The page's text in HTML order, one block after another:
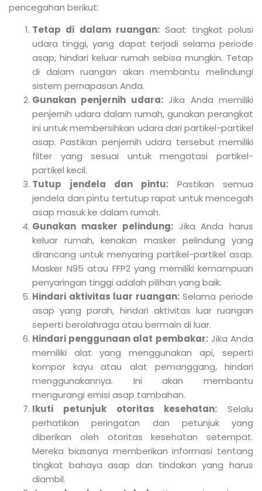
pencegahan berikut:
Tetap di dalam ruangan: Saat tingkat polusi
udara tinggi, yang dapat terjadi selama periode
asap, hindari keluar rumah sebisa mungkin. Tetap
di dalam ruangan akan membantu melindungi
sistem pernapasan Anda.
Gunakan penjernih udara:Jika Anda memiliki
penjernih udara dalam rumah, gunakan perangkat
ini untuk membersihkan udara dari partikel-partikel
asap. Pastikan penjernih udara tersebut memiliki
filter yang sesuai untuk mengatasi partikel-
partikel kecil.
Tutup jendela dan pintu: Pastikan semua
jendela dan pintu tertutup rapat untuk mencegah
asap masuk ke dalam rumah.
Gunakan masker pelindung: Jika Anda harus
keluar rumah, kenakan masker pelindung yang
dirancang untuk menyaring partikel-partikel asap.
Masker N95 atau FFP2 yang memiliki kemampuan
penyaringan tinggi adalah pilihan yang baik.
Hindari aktivitas luar ruangan:Selama periode
asap yang parah, hindari aktivitas luar ruangan
seperti berolahraga atau bermain di luar.
Hindari penggunaan alat pembakar:Jika Anda
memiliki alat yang menggunakan api, seperti
kompor kayu atau alat pemanggang, hindari
menggunakannya. Ini akan membantu
mengurangi emisi asap tambahan.
Ikuti petunjuk otoritas kesehatan: Selalu
perhatikan peringatan dan petunjuk yang
diberikan oleh otoritas kesehatan setempat.
Mereka biasanya memberikan informasi tentang
tingkat bahaya asap dan tindakan yang harus
diambil.